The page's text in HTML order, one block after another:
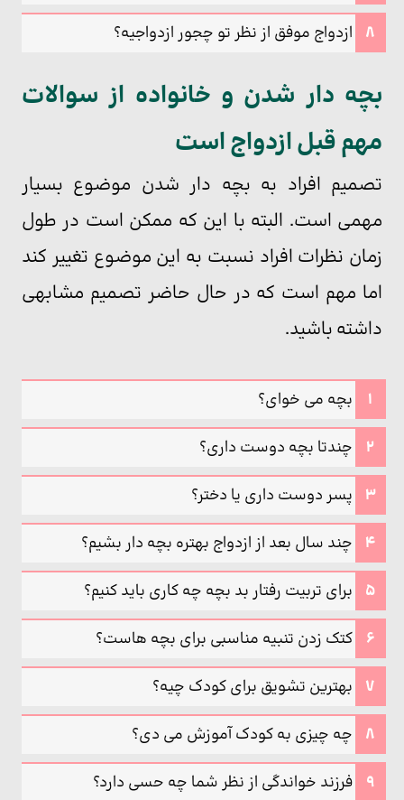
ازدواج موفق از نظر تو چجور ازدواجیه؟
بچه دار شدن و خانواده از سوالات
مهم قبل ازدواج است
تصمیم افراد به بچه دار شدن موضوع بسیار
مهمی است. البته با این که ممکن است در طول
زمان نظرات افراد نسبت به این موضوع تغییر کند
اما مهم است که در حال حاضر تصمیم مشابهی
داشته باشید.
بچه می خوای؟
چندتا بچه دوست داری؟
پسر دوست داری یا دختر؟
چند سال بعد از ازدواج بهتره بچه دار بشیم؟
برای تربیت رفتار بد بچه چه کاری باید کنیم؟
کتک زدن تنبیه مناسبی برای بچه هاست؟
بهترین تشویق برای کودک چیه؟
چه چیزی به کودک آموزش می دی؟
فرزند خواندگی از نظر شما چه حسی دارد؟